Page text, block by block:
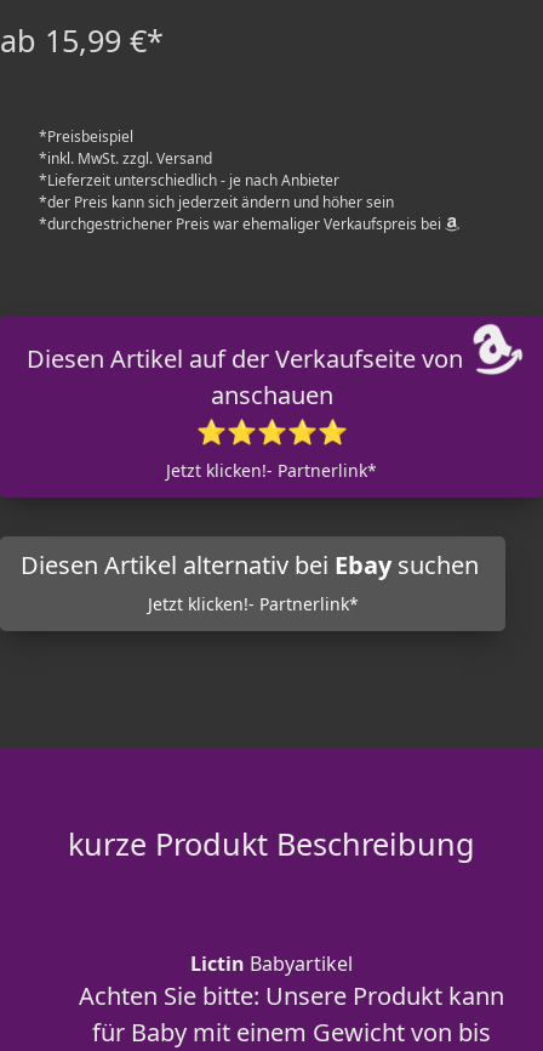
ab 15,99 €*
*Preisbeispiel
*inkl. MwSt. zzgl. Versand
*Lieferzeit unterschiedlich - je nach Anbieter
*der Preis kann sich jederzeit ändern und höher sein
*durchgestrichener Preis war ehemaliger Verkaufspreis bei
Diesen Artikel auf der Verkaufseite von
anschauen
⭐⭐⭐⭐⭐
Jetzt klicken!- Partnerlink*
Diesen Artikel alternativ bei Ebaysuchen
Jetzt klicken!- Partnerlink*
kurze Produkt Beschreibung
Lictin Babyartikel
Achten Sie bitte: Unsere Produkt kann
für Baby mit einem Gewicht von bis